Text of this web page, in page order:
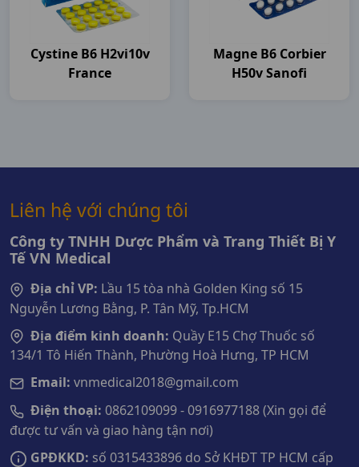
Cystine B6 H2vi10v
France
Magne B6 Corbier
H50v Sanofi
Liên hệ với chúng tôi
Công ty TNHH Dược Phẩm và Trang Thiết Bị Y
Tế VN Medical
Địa chỉ VP: Lầu 15 tòa nhà Golden King số 15
Nguyễn Lương Bằng, P. Tân Mỹ, Tp.HCM
Địa điểm kinh doanh: Quầy E15 Chợ Thuốc số
134/1 Tô Hiến Thành, Phường Hoà Hưng, TP HCM
Email: vnmedical2018@gmail.com
Điện thoại: 0862109099 - 0916977188 (Xin gọi để
được tư vấn và giao hàng tận nơi)
GPĐKKD: số 0315433896 do Sở KHĐT TP HCM cấp